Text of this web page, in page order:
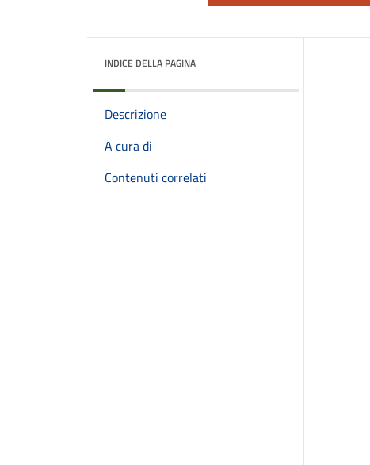
INDICE DELLA PAGINA
Descrizione
A cura di
Contenuti correlati